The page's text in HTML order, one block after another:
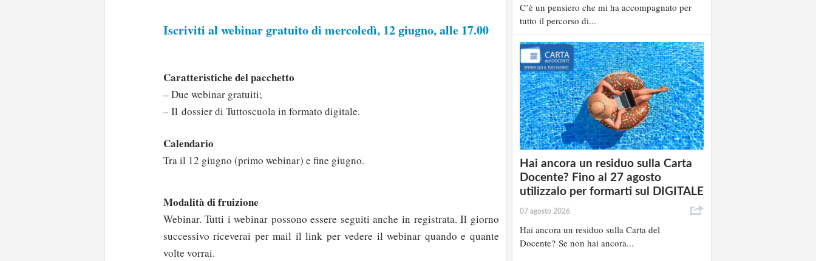
Iscriviti al webinar gratuito di mercoledì, 12 giugno, alle 17.00
Caratteristiche del pacchetto
– Due webinar gratuiti;
– Il dossier di Tuttoscuola in formato digitale.
Calendario
Tra il 12 giugno (primo webinar) e fine giugno.
Modalità di fruizione
Webinar. Tutti i webinar possono essere seguiti anche in registrata. Il giorno
successivo riceverai per mail il link per vedere il webinar quando e quante
volte vorrai.
C’è un pensiero che mi ha accompagnato per
tutto il percorso di...
Hai ancora un residuo sulla Carta
Docente? Fino al 27 agosto
utilizzalo per formarti sul DIGITALE
07 agosto 2026
Hai ancora un residuo sulla Carta del
Docente? Se non hai ancora...